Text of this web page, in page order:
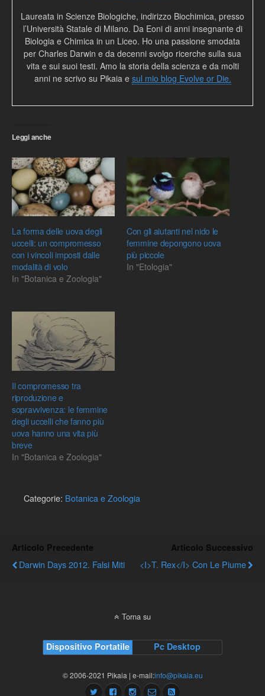
Laureata in Scienze Biologiche, indirizzo Biochimica, presso
l’Università Statale di Milano. Da Eoni di anni insegnante di
Biologia e Chimica in un Liceo. Ho una passione smodata
per Charles Darwin e da decenni svolgo ricerche sulla sua
vita e sui suoi testi. Amo la storia della scienza e da molti
anni ne scrivo su Pikaia e sul mio blog Evolve or Die.
Leggi anche
La forma delle uova degli
uccelli: un compromesso
con i vincoli imposti dalle
modalità di volo
In "Botanica e Zoologia"
Con gli aiutanti nel nido le
femmine depongono uova
più piccole
In "Etologia"
Il compromesso tra
riproduzione e
sopravvivenza: le femmine
degli uccelli che fanno più
uova hanno una vita più
breve
In "Botanica e Zoologia"
Categorie: Botanica e Zoologia
Articolo Precedente
Darwin Days 2012. Falsi Miti
Articolo Successivo
<i>T. Rex</i> Con Le Piume
Torna su
Dispositivo Portatile Pc Desktop
© 2006-2021 Pikaia | e-mail:info@pikaia.eu